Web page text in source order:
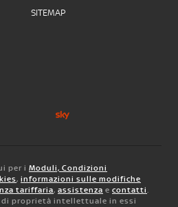
SITEMAP
per i Moduli, Condizioni
, informazioni sulle modifiche
tariffaria, assistenza e contatti.
proprietà intellettuale in essi